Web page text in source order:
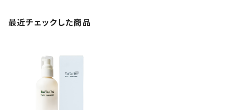
最近チェックした商品